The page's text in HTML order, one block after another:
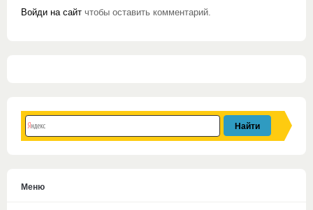
Войди на сайт чтобы оставить комментарий.
Меню